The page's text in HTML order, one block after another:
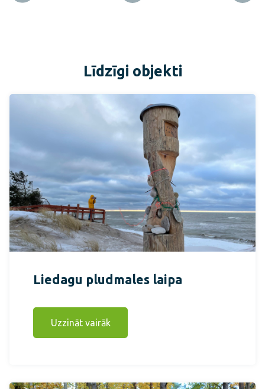
Līdzīgi objekti
Liedagu pludmales laipa
Uzzināt vairāk